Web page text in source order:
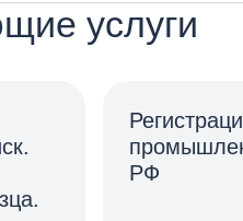
услуги
РФ